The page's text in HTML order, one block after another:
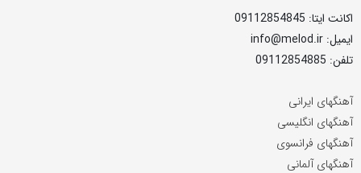
اکانت ایتا: 09112854845
ایمیل: info@melod.ir
تلفن: 09112854885
آهنگهای ایرانی
آهنگهای انگلیسی
آهنگهای فرانسوی
آهنگهای آلمانی